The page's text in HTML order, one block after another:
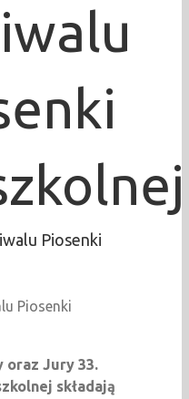
Piosenki
Piosenki
oraz Jury 33.
składają